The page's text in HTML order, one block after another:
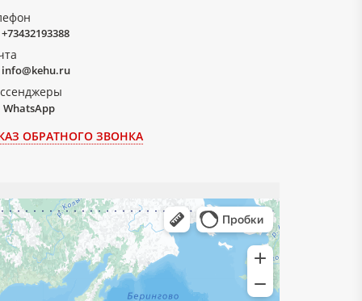
аппаратах
качества материала
мест применения и прослужит много лет.
+73432193388
info@kehu.ru
WhatsApp
ОБРАТНОГО ЗВОНКА